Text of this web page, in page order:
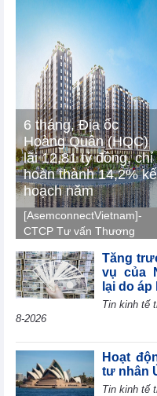
6 tháng, Địa ốc
Hoàng Quân (HQC)
lãi 12,81 tỷ đồng, chỉ
hoàn thành 14,2% kế
hoạch năm
[AsemconnectVietnam]-
CTCP Tư vấn Thương
Hoàng Quân (mã HQC -
sàn HOSE) ghi nhận lãi
7,41 tỷ đồng trong quý
II, luỹ kế nửa đầu năm
2026 lãi 12,81 tỷ đồng
và hoàn thành 14,2% so
với kế hoạch năm 2026.
Tăng
vụ của
lại do
Tin kinh tế
8-2026
Hoạt
tư nhân
Tin kinh tế